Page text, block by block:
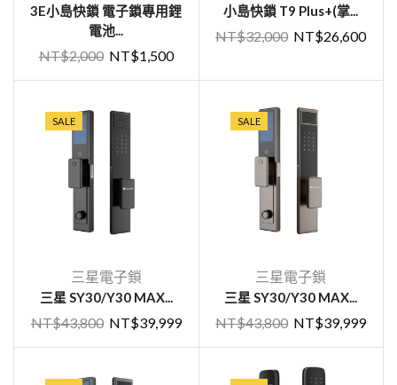
3E小島快鎖 電子鎖專用鋰
電池...
NT$2,000 NT$1,500
小島快鎖 T9 Plus+(掌...
NT$32,000 NT$26,600
SALE
三星電子鎖
三星 SY30/Y30 MAX...
NT$43,800 NT$39,999
SALE
三星電子鎖
三星 SY30/Y30 MAX...
NT$43,800 NT$39,999